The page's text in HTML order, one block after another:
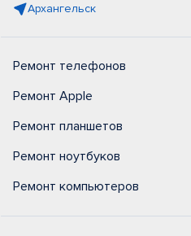
Архангельск
Ремонт телефонов
Ремонт Apple
Ремонт планшетов
Ремонт ноутбуков
Ремонт компьютеров